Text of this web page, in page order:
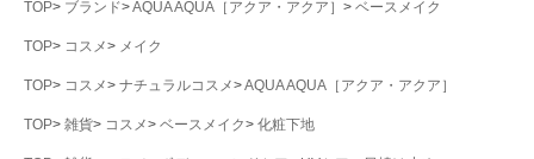
TOP ブランド AQUA AQUA［アクア・アクア］ ベースメイク
TOP コスメ メイク
TOP コスメ ナチュラルコスメ AQUA AQUA［アクア・アクア］
TOP 雑貨 コスメ ベースメイク 化粧下地